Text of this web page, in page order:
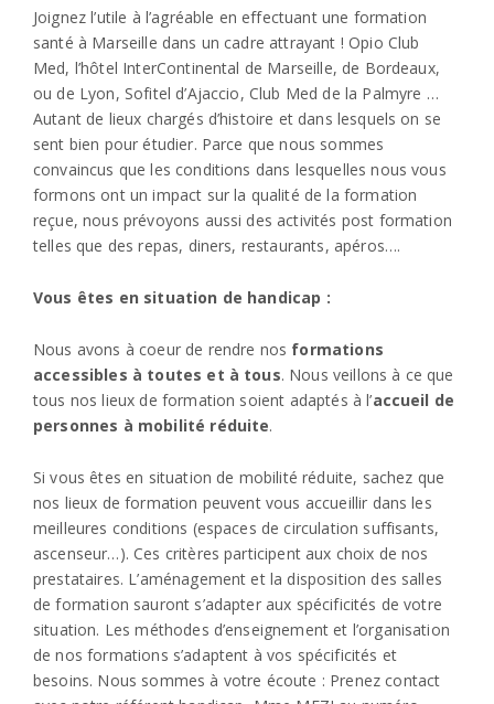
Joignez l’utile à l’agréable en effectuant une formation
santé à Marseille dans un cadre attrayant ! Opio Club
Med, l’hôtel InterContinental de Marseille, de Bordeaux,
ou de Lyon, Sofitel d’Ajaccio, Club Med de la Palmyre …
Autant de lieux chargés d’histoire et dans lesquels on se
sent bien pour étudier. Parce que nous sommes
convaincus que les conditions dans lesquelles nous vous
formons ont un impact sur la qualité de la formation
reçue, nous prévoyons aussi des activités post formation
telles que des repas, diners, restaurants, apéros….
Vous êtes en situation de handicap :
Nous avons à coeur de rendre nos formations
accessibles à toutes et à tous. Nous veillons à ce que
tous nos lieux de formation soient adaptés à l’accueil de
personnes à mobilité réduite.
Si vous êtes en situation de mobilité réduite, sachez que
nos lieux de formation peuvent vous accueillir dans les
meilleures conditions (espaces de circulation suffisants,
ascenseur…). Ces critères participent aux choix de nos
prestataires. L’aménagement et la disposition des salles
de formation sauront s’adapter aux spécificités de votre
situation. Les méthodes d’enseignement et l’organisation
de nos formations s’adaptent à vos spécificités et
besoins. Nous sommes à votre écoute : Prenez contact